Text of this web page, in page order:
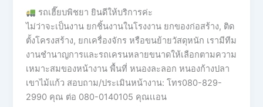
รถเฮี๊ยบพิชยา ยินดีให้บริการค่ะ
ไม่ว่าจะเป็นงาน ยกชิ้นงานในโรงงาน ยกของก่อสร้าง, ติด
ตั้งโครงสร้าง, ยกเครื่องจักร หรือขนย้ายวัสดุหนัก เรามีทีม
งานชำนาญการและรถเครนหลายขนาดให้เลือกตามความ
เหมาะสมของหน้างาน พื้นที่ หนองละลอก หนองก้างปลา
เขาไม้แก้ว สอบถาม/ประเมินหน้างาน: โทร080-829-
2990 คุณ ต่อ 080-0140105 คุณเเอน